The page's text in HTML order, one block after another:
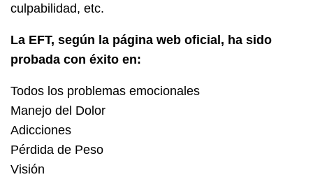
culpabilidad, etc.
La EFT, según la página web oficial, ha sido
probada con éxito en:
Todos los problemas emocionales
Manejo del Dolor
Adicciones
Pérdida de Peso
Visión